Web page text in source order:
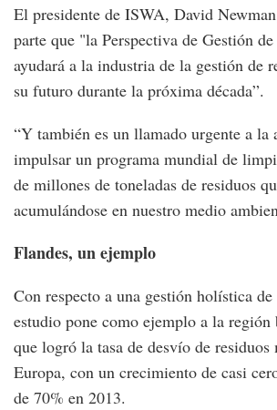
El presidente de ISWA, David
parte que "la Perspectiva de Gestión
ayudará a la industria de la gestión de
su futuro durante la próxima década”.
“Y también es un llamado urgente a la
impulsar un programa mundial de
de millones de toneladas de residuos
acumulándose en nuestro medio
Flandes, un ejemplo
Con respecto a una gestión holística
estudio pone como ejemplo a la región
que logró la tasa de desvío de residuos
Europa, con un crecimiento de casi
de 70% en 2013.